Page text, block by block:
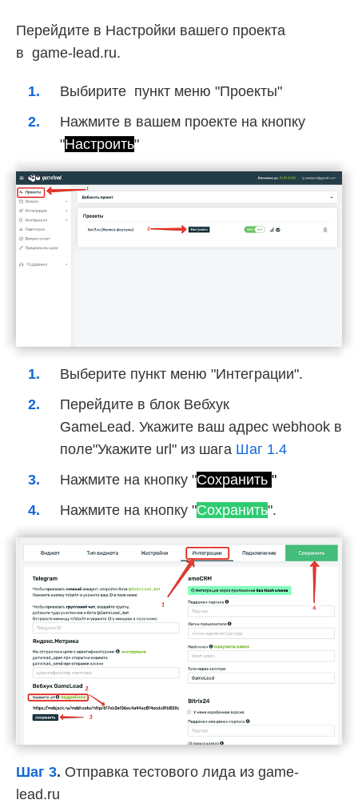
Перейдите в Настройки вашего проекта
в game-lead.ru.
Выбирите пункт меню "Проекты"
Нажмите в вашем проекте на кнопку
"Настроить"
Выберите пункт меню "Интеграции".
Перейдите в блок Вебхук
GameLead. Укажите ваш адрес webhook в
поле"Укажите url" из шага Шаг 1.4
Нажмите на кнопку "Сохранить "
Нажмите на кнопку "Сохранить".
Шаг 3. Отправка тестового лида из game-
lead.ru